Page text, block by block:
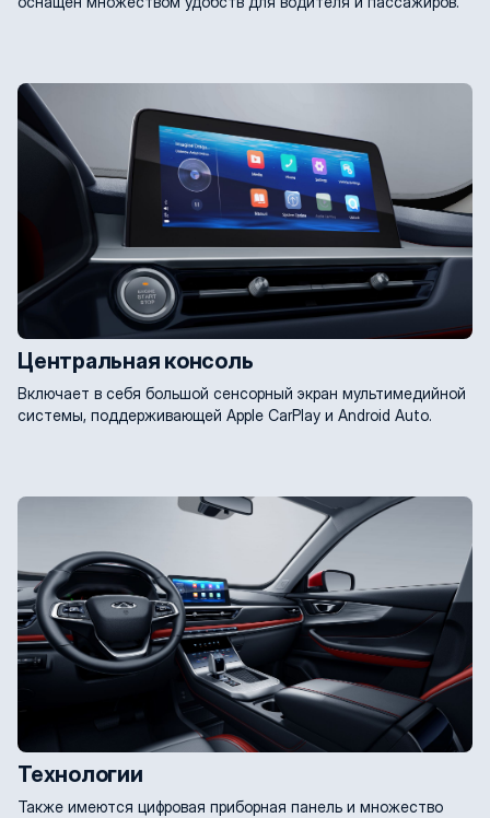
Центральная консоль
Включает в себя большой сенсорный экран мультимедийной
системы, поддерживающей Apple CarPlay и Android Auto.
Технологии
Также имеются цифровая приборная панель и множество